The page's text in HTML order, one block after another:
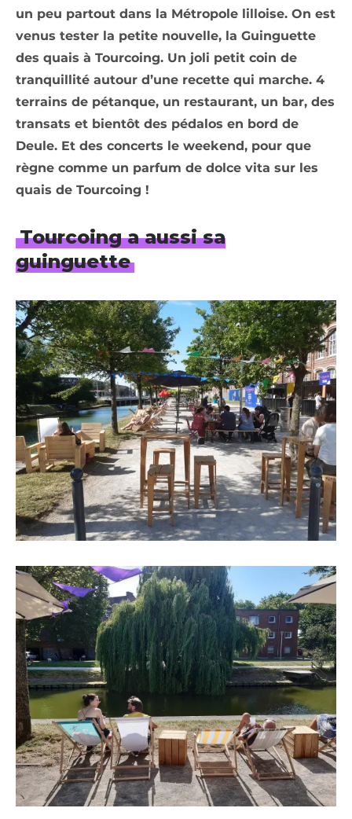
un peu partout dans la Métropole lilloise. On est
venus tester la petite nouvelle, la Guinguette
des quais à Tourcoing. Un joli petit coin de
tranquillité autour d’une recette qui marche. 4
terrains de pétanque, un restaurant, un bar, des
transats et bientôt des pédalos en bord de
Deule. Et des concerts le weekend, pour que
règne comme un parfum de dolce vita sur les
quais de Tourcoing !
Tourcoing a aussi sa
guinguette